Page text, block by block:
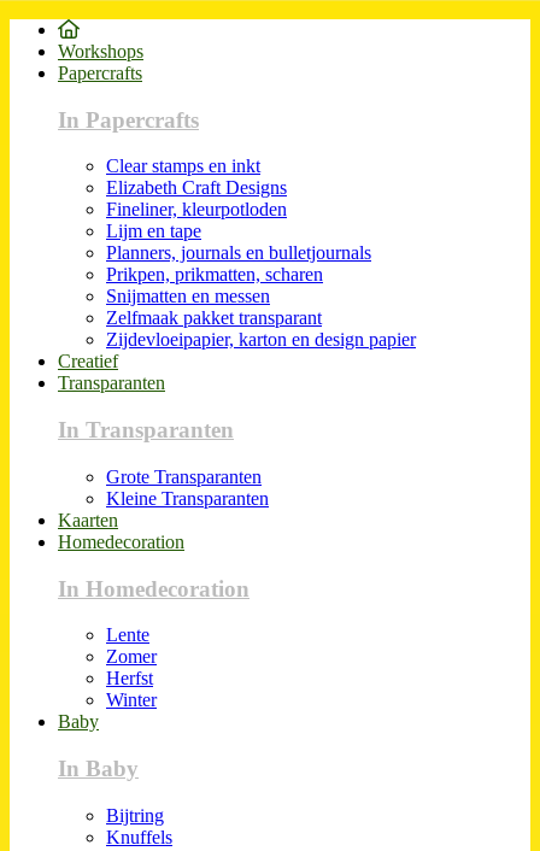
Workshops
Papercrafts
In Papercrafts
Clear stamps en inkt
Elizabeth Craft Designs
Fineliner, kleurpotloden
Lijm en tape
Planners, journals en bulletjournals
Prikpen, prikmatten, scharen
Snijmatten en messen
Zelfmaak pakket transparant
Zijdevloeipapier, karton en design papier
Creatief
Transparanten
In Transparanten
Grote Transparanten
Kleine Transparanten
Kaarten
Homedecoration
In Homedecoration
Lente
Zomer
Herfst
Winter
Baby
In Baby
Bijtring
Knuffels